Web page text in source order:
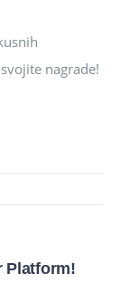
nagrade!
Platform!